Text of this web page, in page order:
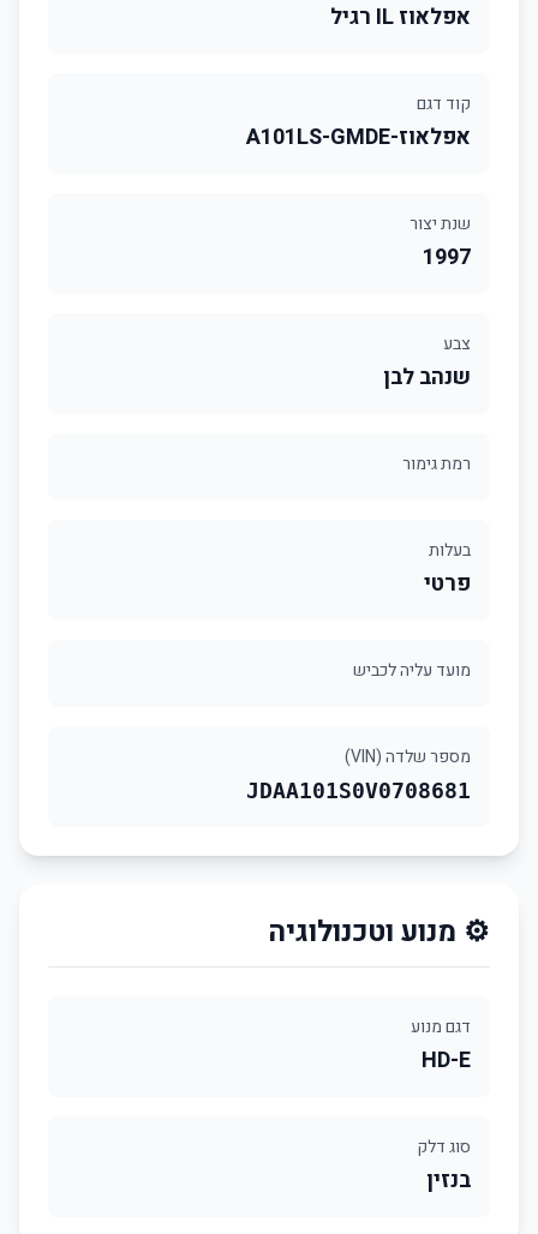
אפלאוז IL רגיל
קוד דגם
אפלאוז-A101LS-GMDE
שנת יצור
1997
צבע
שנהב לבן
רמת גימור
בעלות
פרטי
מועד עליה לכביש
מספר שלדה (VIN)
JDAA101S0V0708681
⚙️ מנוע וטכנולוגיה
דגם מנוע
HD-E
סוג דלק
בנזין